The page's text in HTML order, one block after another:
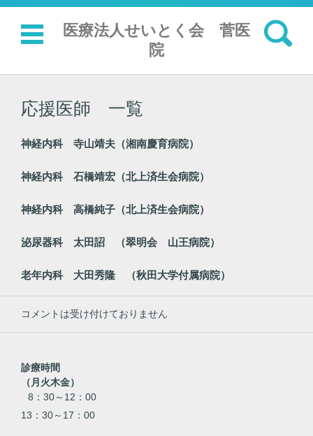
医療法人せいとく会 菅医
院
検索:
コンテンツに移動
応援医師 一覧
神経内科 寺山靖夫（湘南慶育病院）
神経内科 石橋靖宏（北上済生会病院）
神経内科 高橋純子（北上済生会病院）
​泌尿器科 太田詔 （翠明会 山王病院）
老年内科 大田秀隆 （秋田大学付属病院）
コメントは受け付けておりません
診療時間
（月火木金）
8：30～12：00
13：30～17：00